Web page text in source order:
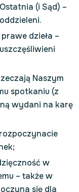
(i Sąd) –
dzieła –
Naszym
spotkaniu (z
wydani na karę
w
– także w
się dla